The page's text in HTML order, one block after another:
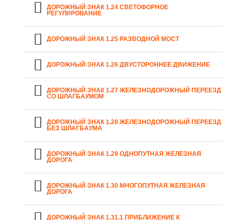
ДОРОЖНЫЙ ЗНАК 1.24 СВЕТОФОРНОЕ
РЕГУЛИРОВАНИЕ
ДОРОЖНЫЙ ЗНАК 1.25 РАЗВОДНОЙ МОСТ
ДОРОЖНЫЙ ЗНАК 1.26 ДВУСТОРОННЕЕ ДВИЖЕНИЕ
ДОРОЖНЫЙ ЗНАК 1.27 ЖЕЛЕЗНОДОРОЖНЫЙ ПЕРЕЕЗД
СО ШЛАГБАУМОМ
ДОРОЖНЫЙ ЗНАК 1.28 ЖЕЛЕЗНОДОРОЖНЫЙ ПЕРЕЕЗД
БЕЗ ШЛАГБАУМА
ДОРОЖНЫЙ ЗНАК 1.29 ОДНОПУТНАЯ ЖЕЛЕЗНАЯ
ДОРОГА
ДОРОЖНЫЙ ЗНАК 1.30 МНОГОПУТНАЯ ЖЕЛЕЗНАЯ
ДОРОГА
ДОРОЖНЫЙ ЗНАК 1.31.1 ПРИБЛИЖЕНИЕ К